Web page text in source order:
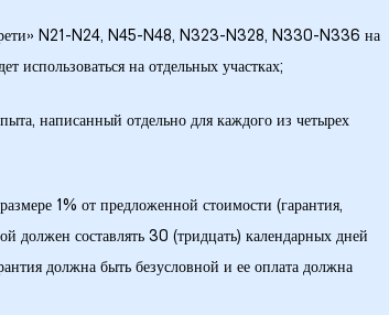
N21-N24, N45-N48, N323-N328, N330-N336 на
использоваться на отдельных участках;
написанный отдельно для каждого из четырех
1% от предложенной стоимости (гарантия,
должен составлять 30 (тридцать) календарных дней
должна быть безусловной и ее оплата должна